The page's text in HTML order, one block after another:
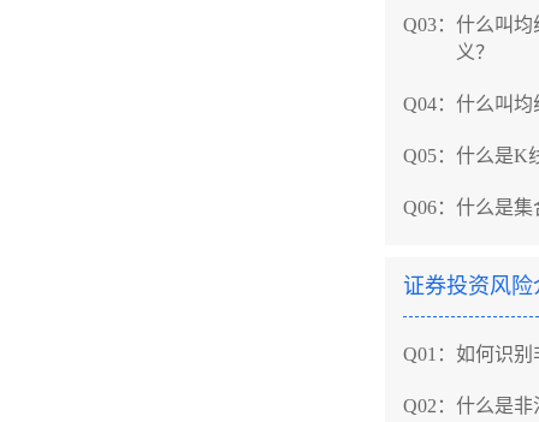
Q03： 什么叫均
义？
Q04： 什么叫均
Q05： 什么是K
Q06： 什么是集
意思？
证券投资风险
Q01： 如何识别
Q02： 什么是非